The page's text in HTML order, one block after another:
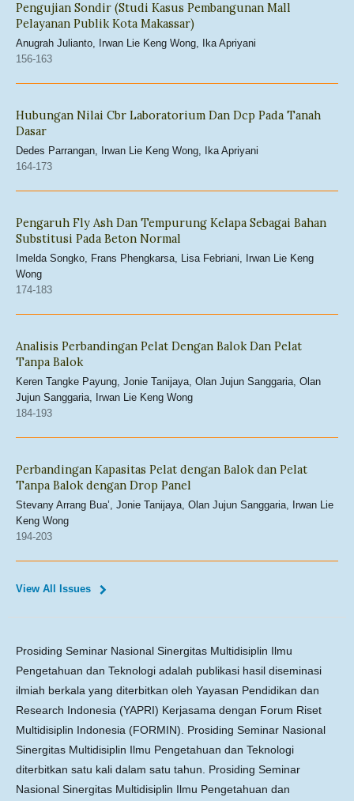
Pengujian Sondir (Studi Kasus Pembangunan Mall
Pelayanan Publik Kota Makassar)
Anugrah Julianto, Irwan Lie Keng Wong, Ika Apriyani
156-163
Hubungan Nilai Cbr Laboratorium Dan Dcp Pada Tanah
Dasar
Dedes Parrangan, Irwan Lie Keng Wong, Ika Apriyani
164-173
Pengaruh Fly Ash Dan Tempurung Kelapa Sebagai Bahan
Substitusi Pada Beton Normal
Imelda Songko, Frans Phengkarsa, Lisa Febriani, Irwan Lie Keng
Wong
174-183
Analisis Perbandingan Pelat Dengan Balok Dan Pelat
Tanpa Balok
Keren Tangke Payung, Jonie Tanijaya, Olan Jujun Sanggaria, Olan
Jujun Sanggaria, Irwan Lie Keng Wong
184-193
Perbandingan Kapasitas Pelat dengan Balok dan Pelat
Tanpa Balok dengan Drop Panel
Stevany Arrang Bua’, Jonie Tanijaya, Olan Jujun Sanggaria, Irwan Lie
Keng Wong
194-203
View All Issues
Prosiding Seminar Nasional Sinergitas Multidisiplin Ilmu
Pengetahuan dan Teknologi adalah publikasi hasil diseminasi
ilmiah berkala yang diterbitkan oleh Yayasan Pendidikan dan
Research Indonesia (YAPRI) Kerjasama dengan Forum Riset
Multidisiplin Indonesia (FORMIN). Prosiding Seminar Nasional
Sinergitas Multidisiplin Ilmu Pengetahuan dan Teknologi
diterbitkan satu kali dalam satu tahun. Prosiding Seminar
Nasional Sinergitas Multidisiplin Ilmu Pengetahuan dan